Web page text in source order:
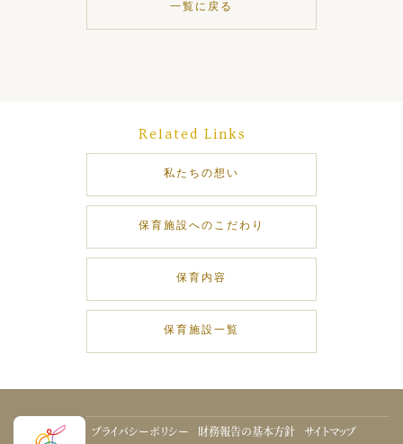
一覧に戻る
Related Links
私たちの想い
保育施設へのこだわり
保育内容
保育施設一覧
プライバシーポリシー 財務報告の基本方針
サイトマップ